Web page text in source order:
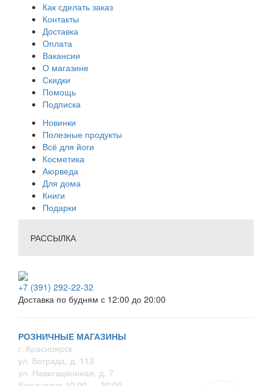
Как сделать заказ
Контакты
Доставка
Оплата
Вакансии
О магазине
Скидки
Помощь
Подписка
Новинки
Полезные продукты
Всё для йоги
Косметика
Аюрведа
Для дома
Книги
Подарки
РАССЫЛКА
+7 (391) 292-22-32
Доставка по будням с 12:00 до 20:00
РОЗНИЧНЫЕ МАГАЗИНЫ
г. Красноярск
ул. Бограда, д. 113
ул. Навигационная, д. 7